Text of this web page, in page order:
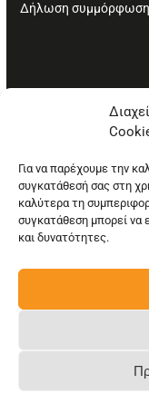
Για να παρέχουμε την
συγκατάθεσή σας στη
καλύτερα τη
συγκατάθεση μπορεί να
και δυνατότητες.
Δήλωση
© Copyright: Ethos